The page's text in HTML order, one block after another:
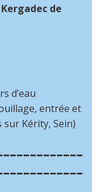
de
d’eau
entrée et
Kérity, Sein)